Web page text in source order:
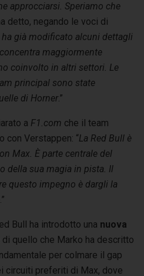
approcciarsi. Speriamo che
detto, negando le voci di
ha già modificato alcuni dettagli
maggiormente
coinvolto in altri settori. Le
principal sono state
di Horner.”
a F1.com che il team
con Verstappen: “La Red Bull è
Max. È parte centrale del
della sua magia in pista. Il
questo impegno è dargli la
.”
Bull ha introdotto una nuova
di quello che Marko ha descritto
per colmare il gap
circuiti preferiti di Max, dove